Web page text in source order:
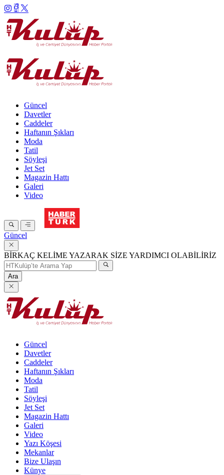
Güncel
Davetler
Caddeler
Haftanın Şıkları
Moda
Tatil
Söyleşi
Jet Set
Magazin Hattı
Galeri
Video
Güncel
BİRKAÇ KELİME YAZARAK SİZE YARDIMCI OLABİLİRİZ
Ara
Güncel
Davetler
Caddeler
Haftanın Şıkları
Moda
Tatil
Söyleşi
Jet Set
Magazin Hattı
Galeri
Video
Yazı Köşesi
Mekanlar
Bize Ulaşın
Künye